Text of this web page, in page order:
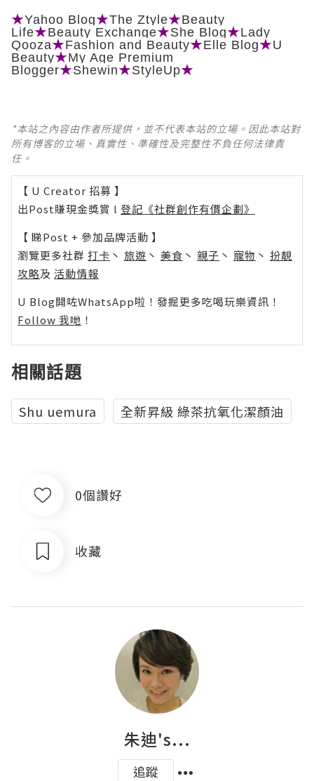
★Yahoo Blog★The Ztyle★Beauty
Life★Beauty Exchange★She Blog★Lady
Qooza★Fashion and Beauty★Elle Blog★U
Beauty★My Age Premium
Blogger★Shewin★StyleUp★
*本站之內容由作者所提供，並不代表本站的立場。因此本站對
所有博客的立場、真實性、準確性及完整性不負任何法律責
任。
【 U Creator 招募 】
出Post賺現金獎賞 l 登記《社群創作有價企劃》
【 睇Post + 參加品牌活動 】
瀏覽更多社群 打卡 丶 旅遊 丶 美食 丶 親子 丶 寵物 丶 扮靚
攻略及 活動情報
U Blog開咗WhatsApp啦！發掘更多吃喝玩樂資訊！
Follow 我哋 ！
相關話題
Shu uemura 全新昇級 綠茶抗氧化潔顏油
0個讚好
收藏
朱迪's...
追蹤